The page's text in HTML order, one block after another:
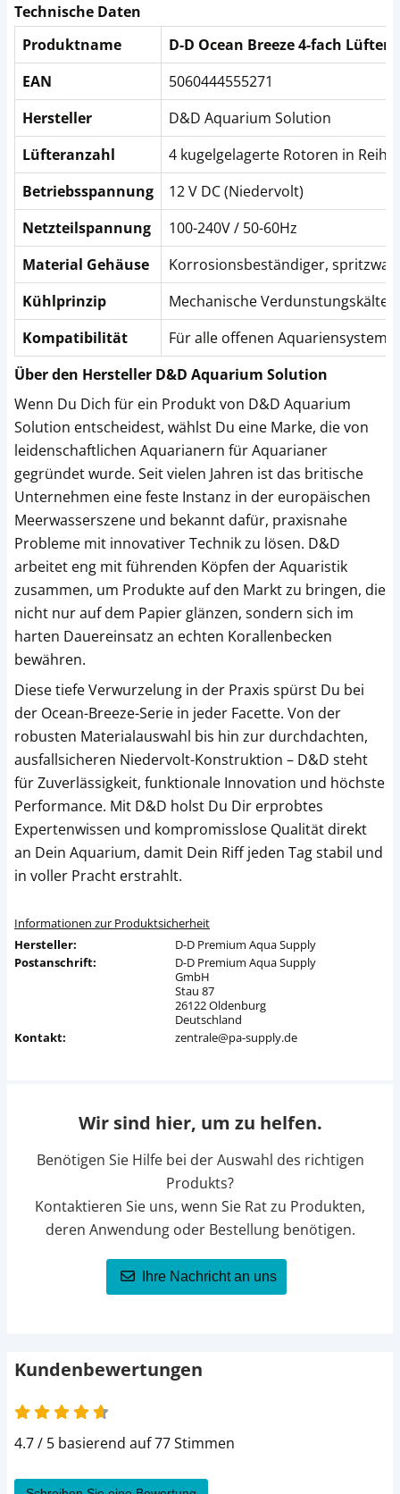
Technische Daten
Produktname
D-D Ocean Breeze 4-fach Lüfter
EAN
5060444555271
Hersteller
D&D Aquarium Solution
Lüfteranzahl
4 kugelgelagerte Rotoren in Reihe
Betriebsspannung
12 V DC (Niedervolt)
Netzteilspannung
100-240V / 50-60Hz
Material Gehäuse
Korrosionsbeständiger,
Kühlprinzip
Mechanische Verdunstungskälte
Kompatibilität
Für alle offenen Aquariensysteme
Über den Hersteller D&D Aquarium Solution
Wenn Du Dich für ein Produkt von D&D Aquarium
Solution entscheidest, wählst Du eine Marke, die von
leidenschaftlichen Aquarianern für Aquarianer
gegründet wurde. Seit vielen Jahren ist das britische
Unternehmen eine feste Instanz in der europäischen
Meerwasserszene und bekannt dafür, praxisnahe
Probleme mit innovativer Technik zu lösen. D&D
arbeitet eng mit führenden Köpfen der Aquaristik
zusammen, um Produkte auf den Markt zu bringen, die
nicht nur auf dem Papier glänzen, sondern sich im
harten Dauereinsatz an echten Korallenbecken
bewähren.
Diese tiefe Verwurzelung in der Praxis spürst Du bei
der Ocean-Breeze-Serie in jeder Facette. Von der
robusten Materialauswahl bis hin zur durchdachten,
ausfallsicheren Niedervolt-Konstruktion – D&D steht
für Zuverlässigkeit, funktionale Innovation und höchste
Performance. Mit D&D holst Du Dir erprobtes
Expertenwissen und kompromisslose Qualität direkt
an Dein Aquarium, damit Dein Riff jeden Tag stabil und
in voller Pracht erstrahlt.
Informationen zur Produktsicherheit
Hersteller:
D-D Premium Aqua Supply
Postanschrift:
D-D Premium Aqua Supply
GmbH
Stau 87
26122 Oldenburg
Deutschland
Kontakt:
zentrale@pa-supply.de
Wir sind hier, um zu helfen.
Benötigen Sie Hilfe bei der Auswahl des richtigen
Produkts?
Kontaktieren Sie uns, wenn Sie Rat zu Produkten,
deren Anwendung oder Bestellung benötigen.
Ihre Nachricht an uns
Kundenbewertungen
4.7 von 5
4.7 / 5 basierend auf 77 Stimmen